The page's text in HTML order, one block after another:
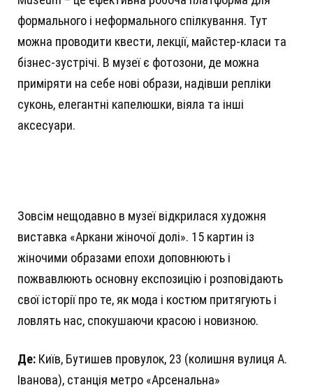
формального і неформального спілкування. Тут
можна проводити квести, лекції, майстер-класи та
бізнес-зустрічі. В музеї є фотозони, де можна
приміряти на себе нові образи, надівши репліки
суконь, елегантні капелюшки, віяла та інші
аксесуари.
Зовсім нещодавно в музеї відкрилася художня
виставка «Аркани жіночої долі». 15 картин із
жіночими образами епохи доповнюють і
пожвавлюють основну експозицію і розповідають
свої історії про те, як мода і костюм притягують і
ловлять нас, спокушаючи красою і новизною.
Де: Київ, Бутишев провулок, 23 (колишня вулиця А.
Іванова), станція метро «Арсенальна»